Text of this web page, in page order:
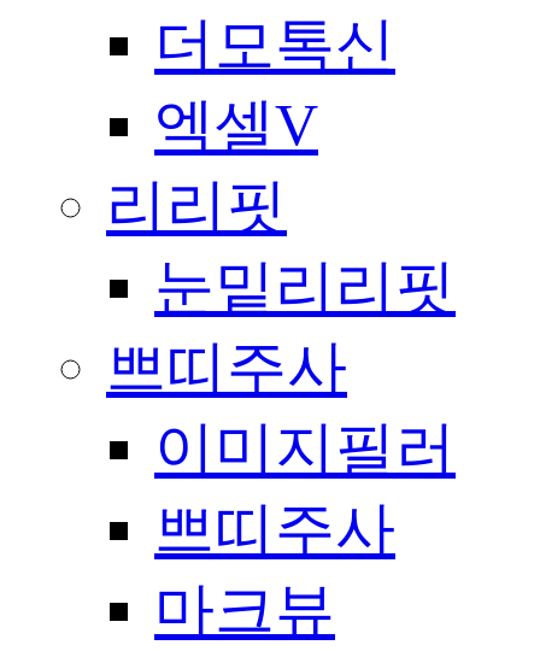
더모톡신
엑셀V
리리핏
눈밑리리핏
쁘띠주사
이미지필러
쁘띠주사
마크뷰